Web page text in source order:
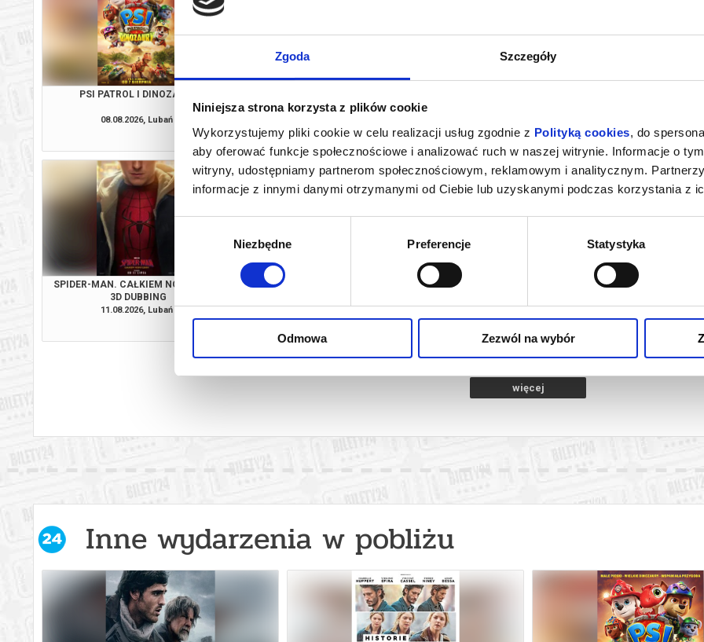
Zgoda Szczegóły
Niniejsza strona korzysta z plików cookie
Wykorzystujemy pliki cookie w celu realizacji usług zgodnie z Polityką cookies, do
aby oferować funkcje społecznościowe i analizować ruch w naszej witrynie. Informacje o
witryny, udostępniamy partnerom społecznościowym, reklamowym i analitycznym.
informacje z innymi danymi otrzymanymi od Ciebie lub uzyskanymi podczas korzystania z
Niezbędne Preferencje Statystyka
Odmowa Zezwól na wybór
PSI PATROL I DINOZAURY
08.08.2026, Lubań
kup bilet
3D DUBBING
kup bilet
kup bilet
SPIDER-MAN. CAŁKIEM NOWY DZIEŃ
3D DUBBING
11.08.2026, Lubań
PSI PATROL I DINOZAURY
SPIDER-MAN. CAŁKIEM NOWY DZIEŃ
więcej
Inne wydarzenia w pobliżu